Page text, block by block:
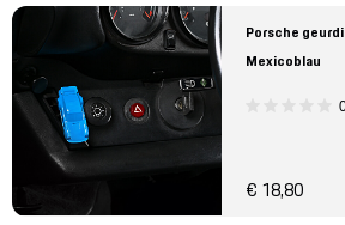
Porsche
Mexicoblau
€ 18,80